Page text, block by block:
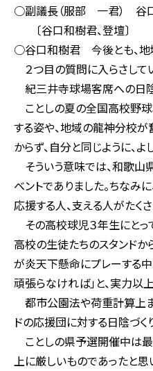
○副議長（服部 一君） 谷
〔谷口和樹君、登壇〕
○谷口和樹君 今後とも、地
２つ目の質問に入らさして
紀三井寺球場客席への日陰
ことしの夏の全国高校野
する姿や、地域の龍神分校が
からず、自分と同じように、
そういう意味では、和歌山
ベントでありました。ちな
応援する人、支える人がたく
その高校球児３年生にとっ
高校の生徒たちのスタンドか
が炎天下懸命にプレーする
頑張らなければ」と、実力以
都市公園法や荷重計算上
ドの応援団に対する日陰づ
ことしの県予選開催中は
上に厳しいものであったと